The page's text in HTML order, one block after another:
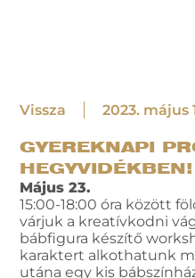
Vissza 2023. május
GYEREKNAPI
HEGYVIDÉKBEN!
Május 23.
15:00-18:00 óra között
várjuk a kreatívkodni
bábfigura készítő
karaktert alkothatunk
utána egy kis